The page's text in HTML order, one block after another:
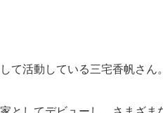
て活動している三宅香帆さん。